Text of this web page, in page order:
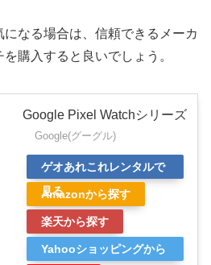
になる場合は、信頼できるメーカ
購入すると良いでしょう。
Google Pixel Watchシリーズ
Google(グーグル)
ゲオあれこれレンタルで
見る
Amazonから探す
楽天から探す
Yahooショッピングから